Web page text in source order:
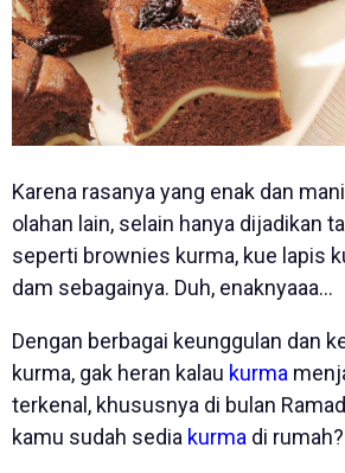
Karena rasanya yang enak dan
olahan lain, selain hanya dijadikan
seperti brownies kurma, kue lapis
dam sebagainya. Duh, enaknyaaa...
Dengan berbagai keunggulan dan
kurma, gak heran kalau kurma
terkenal, khususnya di bulan
kamu sudah sedia kurma di rumah?